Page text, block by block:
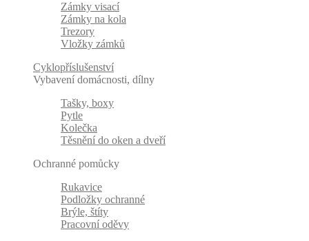
Zámky visací
Zámky na kola
Trezory
Vložky zámků
Cyklopříslušenství
Vybavení domácnosti, dílny
Tašky, boxy
Pytle
Kolečka
Těsnění do oken a dveří
Ochranné pomůcky
Rukavice
Podložky ochranné
Brýle, štíty
Pracovní oděvy